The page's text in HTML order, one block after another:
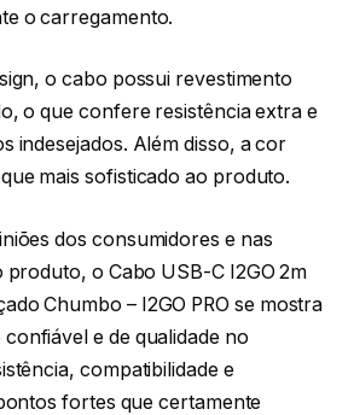
o carregamento.
o cabo possui revestimento
o que confere resistência extra e
indesejados. Além disso, a cor
mais sofisticado ao produto.
dos consumidores e nas
produto, o Cabo USB-C I2GO 2m
Chumbo – I2GO PRO se mostra
e de qualidade no
compatibilidade e
fortes que certamente